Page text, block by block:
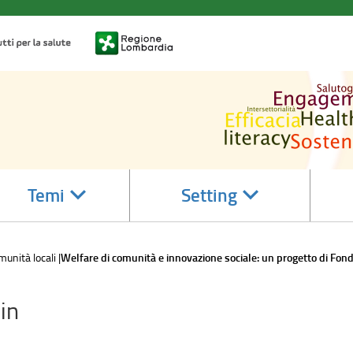
Temi accedi
sotto
sezioni
Setting accedi
sotto
sezioni
locali Welfare di comunità e innovazione sociale: un progetto di